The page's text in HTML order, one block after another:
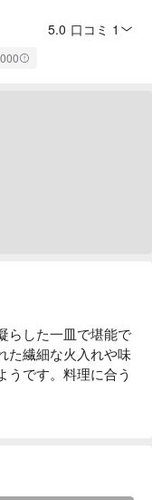
5.0 口コミ 1
らした一皿で堪能で
た繊細な火入れや味
うです。料理に合う
だけます。